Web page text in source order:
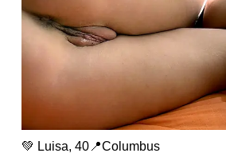
💚 Luisa, 40📍Columbus